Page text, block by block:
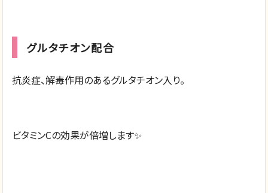
グルタチオン配合
抗炎症、解毒作用のあるグルタチオン入り。
ビタミンCの効果が倍増します✨